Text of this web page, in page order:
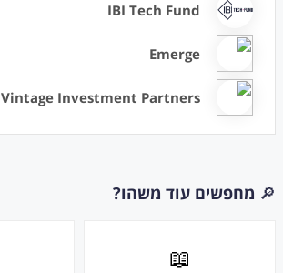
IBI Tech Fund
Emerge
Vintage Investment Partners
🔎 מחפשים עוד משהו?
📖